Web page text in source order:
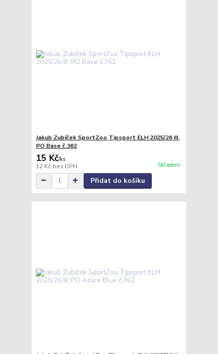
Jakub Zubíček SportZoo Tipsport ELH 2025/26 III.
PO Base č.362
15 Kč/ks
12 Kč bez DPH Skladem
Přidat do košíku